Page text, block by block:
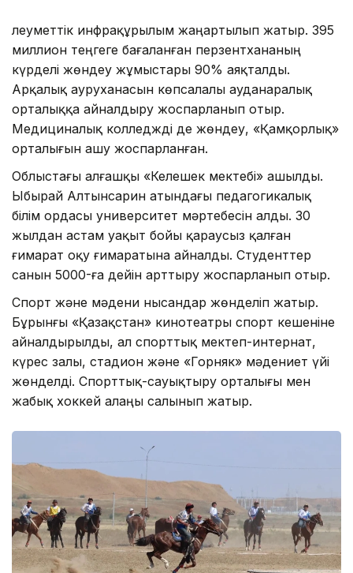
Әлеуметтік инфрақұрылым жаңартылып жатыр. 395
миллион теңгеге бағаланған перзентхананың
күрделі жөндеу жұмыстары 90% аяқталды.
Арқалық ауруханасын көпсалалы ауданаралық
орталыққа айналдыру жоспарланып отыр.
Медициналық колледжді де жөндеу, «Қамқорлық»
орталығын ашу жоспарланған.
Облыстағы алғашқы «Келешек мектебі» ашылды.
Ыбырай Алтынсарин атындағы педагогикалық
білім ордасы университет мәртебесін алды. 30
жылдан астам уақыт бойы қараусыз қалған
ғимарат оқу ғимаратына айналды. Студенттер
санын 5000-ға дейін арттыру жоспарланып отыр.
Спорт және мәдени нысандар жөнделіп жатыр.
Бұрынғы «Қазақстан» кинотеатры спорт кешеніне
айналдырылды, ал спорттық мектеп-интернат,
күрес залы, стадион және «Горняк» мәдениет үйі
жөнделді. Спорттық-сауықтыру орталығы мен
жабық хоккей алаңы салынып жатыр.